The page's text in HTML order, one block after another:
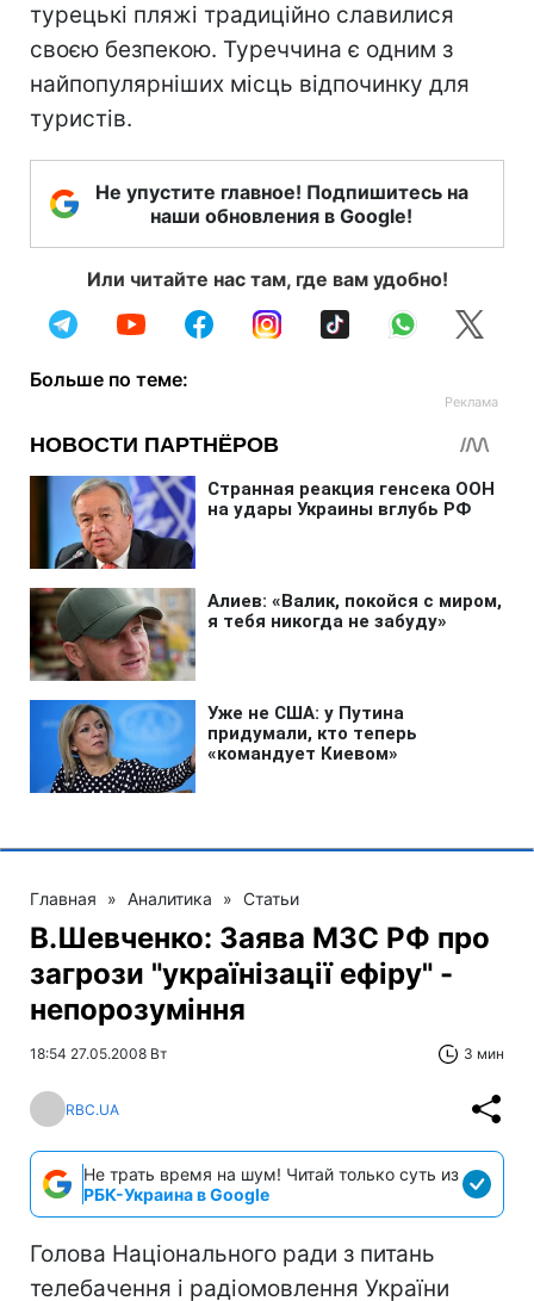
турецькі пляжі традиційно славилися
своєю безпекою. Туреччина є одним з
найпопулярніших місць відпочинку для
туристів.
Не упустите главное! Подпишитесь на
наши обновления в Google!
Или читайте нас там, где вам удобно!
Больше по теме:
Главная » Аналитика » Статьи
В.Шевченко: Заява МЗС РФ про
загрози "українізації ефіру" -
непорозуміння
18:54 27.05.2008 Вт 3 мин
RBC.UA
Не трать время на шум! Читай только суть из
РБК-Украина в Google
Голова Національного ради з питань
телебачення і радіомовлення України